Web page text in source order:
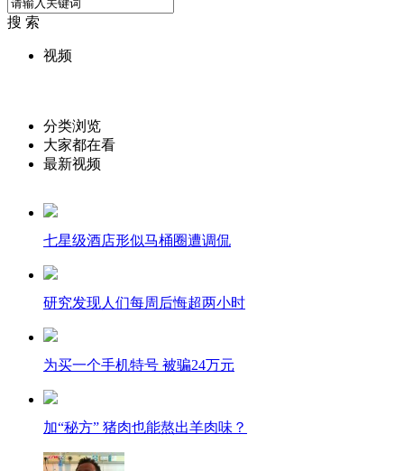
搜 索
视频
分类浏览
大家都在看
最新视频
七星级酒店形似马桶圈遭调侃
研究发现人们每周后悔超两小时
为买一个手机特号 被骗24万元
加“秘方” 猪肉也能熬出羊肉味？